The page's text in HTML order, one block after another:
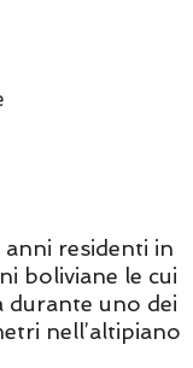
anni residenti in
boliviane le cui
durante uno dei
nell’altipiano